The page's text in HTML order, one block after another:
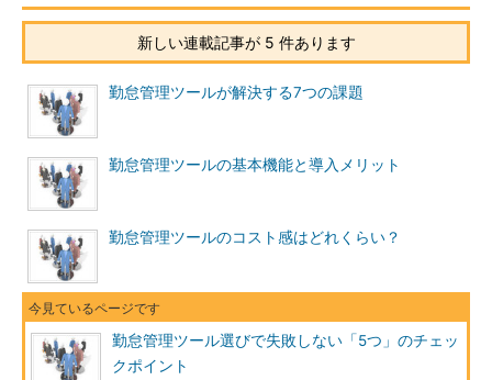
新しい連載記事が 5 件あります
勤怠管理ツールが解決する7つの課題
勤怠管理ツールの基本機能と導入メリット
勤怠管理ツールのコスト感はどれくらい？
勤怠管理ツール選びで失敗しない「5つ」のチェッ
クポイント